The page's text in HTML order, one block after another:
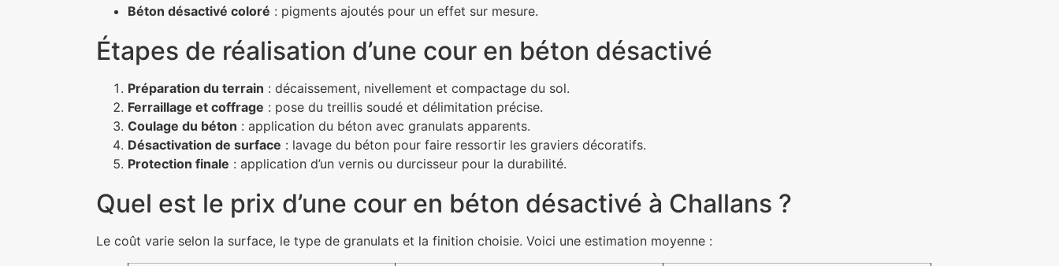
Béton désactivé coloré : pigments ajoutés pour un effet sur mesure.
Étapes de réalisation d’une cour en béton désactivé
Préparation du terrain : décaissement, nivellement et compactage du sol.
Ferraillage et coffrage : pose du treillis soudé et délimitation précise.
Coulage du béton : application du béton avec granulats apparents.
Désactivation de surface : lavage du béton pour faire ressortir les graviers décoratifs.
Protection finale : application d’un vernis ou durcisseur pour la durabilité.
Quel est le prix d’une cour en béton désactivé à Challans ?
Le coût varie selon la surface, le type de granulats et la finition choisie. Voici une estimation moyenne :